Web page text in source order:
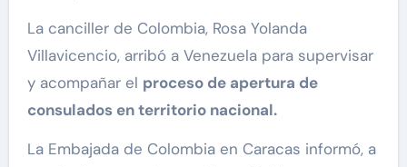
La canciller de Colombia, Rosa Yolanda
Villavicencio, arribó a Venezuela para supervisar
y acompañar el proceso de apertura de
consulados en territorio nacional.
La Embajada de Colombia en Caracas informó, a